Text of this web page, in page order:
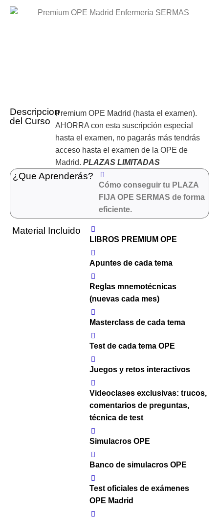
Descripcion
del Curso
Premium OPE Madrid (hasta el examen).
AHORRA con esta suscripción especial
hasta el examen, no pagarás más tendrás
acceso hasta el examen de la OPE de
Madrid.PLAZAS LIMITADAS
¿Que Aprenderás?
Cómo conseguir tu PLAZA
FIJA OPE SERMAS de forma
eficiente.
Material Incluido
LIBROS PREMIUM OPE
Apuntes de cada tema
Reglas mnemotécnicas
(nuevas cada mes)
Masterclass de cada tema
Test de cada tema OPE
Juegos y retos interactivos
Videoclases exclusivas: trucos,
comentarios de preguntas,
técnica de test
Simulacros OPE
Banco de simulacros OPE
Test oficiales de exámenes
OPE Madrid